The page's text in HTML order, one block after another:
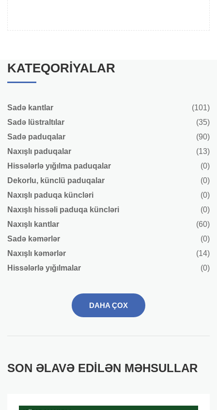
KATEQORIYALAR
Sadə kantlar
(101)
Sadə lüstraltılar
(35)
Sadə paduqalar
(90)
Naxışlı paduqalar
(13)
Hissələrlə yığılma paduqalar
(0)
Dekorlu, künclü paduqalar
(0)
Naxışlı paduqa küncləri
(0)
Naxışlı hissəli paduqa küncləri
(0)
Naxışlı kantlar
(60)
Sadə kəmərlər
(0)
Naxışlı kəmərlər
(14)
Hissələrlə yığılmalar
(0)
DAHA ÇOX
SON ƏLAVƏ EDILƏN MƏHSULLAR